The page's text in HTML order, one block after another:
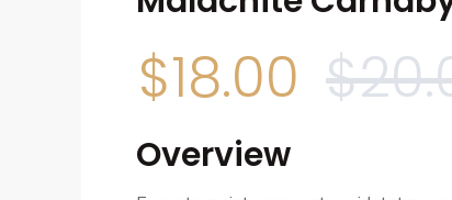
$
$18.00
Overview